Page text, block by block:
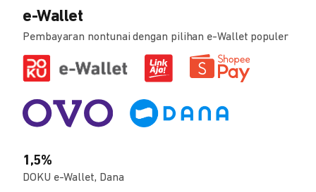
e-Wallet
Pembayaran nontunai dengan pilihan e-Wallet populer
1,5%
DOKU e-Wallet, Dana